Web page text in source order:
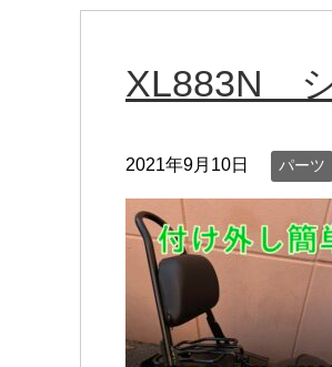
XL883N
2021年9月10日 パーツ